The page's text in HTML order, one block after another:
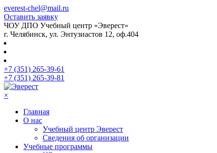
everest-chel@mail.ru
Оставить заявку
ЧОУ ДПО Учебный центр «Эверест»
г. Челябинск, ул. Энтузиастов 12, оф.404
+7 (351) 265-39-61
+7 (351) 265-39-81
×
Главная
О нас
Учебный центр Эверест
Сведения об организации
Учебные программы